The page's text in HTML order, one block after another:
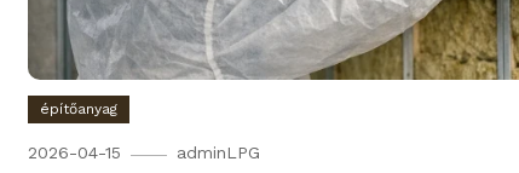
építőanyag
2026-04-15 adminLPG